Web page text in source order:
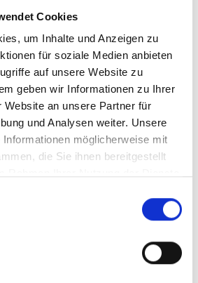
Cookies
um Inhalte und Anzeigen zu
für soziale Medien anbieten
auf unsere Website zu
geben wir Informationen zu Ihrer
Website an unsere Partner für
und Analysen weiter. Unsere
möglicherweise mit
die Sie ihnen bereitgestellt
der sogenannten Sino-
Demonstration Cities,
bis langfristigen
wurden in einer
am 26. Juli 2017
aus Politik, Wirtschaft,
Zivilgesellschaft vorgestellt.
von hochrangigen
zeigte der große Zuspruch von
von Lokalregierungen aus
Provinzen und Städten
an den Ergebnissen des fast
Zudem nahm auch